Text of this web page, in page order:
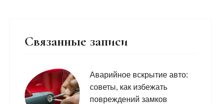
Связанные записи
Аварийное вскрытие авто:
советы, как избежать
повреждений замков